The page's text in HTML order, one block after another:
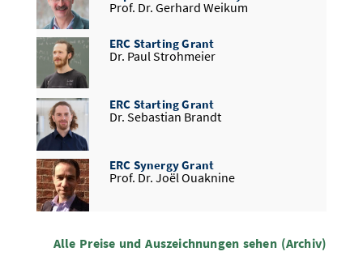
Prof. Dr. Dr. h.c. mult. Wolfgang
ERC Starting Grant
Google PhD Fellowship
DFG Emmy Noether-Förderung
DFG Emmy Noether-Förderung
Karol Węgrzycki
Prof. Dr. Gerhard Weikum
ERC Starting Grant
Dr. Paul Strohmeier
ERC Starting Grant
Dr. Sebastian Brandt
ERC Synergy Grant
Prof. Dr. Joël Ouaknine
Prof. Dr. Andreas Zeller
Alle Preise und Auszeichnungen sehen (Archiv)